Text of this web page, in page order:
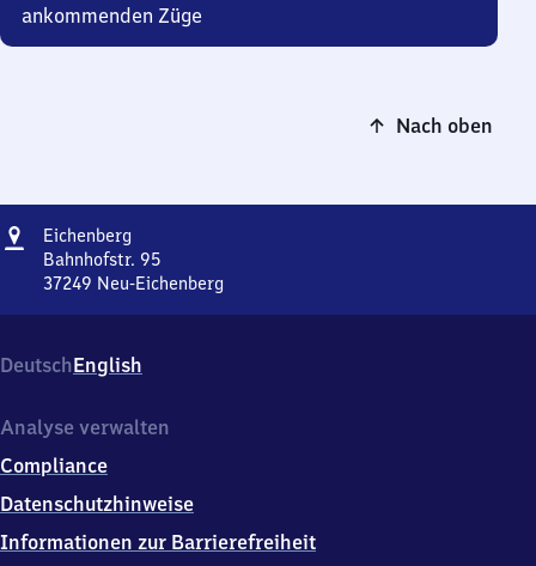
ankommenden Züge
Nach oben
Adresse
Eichenberg
Bahnhofstr. 95
37249 Neu-Eichenberg
95,
3
2
9
Neu-
DeutschEnglish
Analyse verwalten
Compliance
Datenschutzhinweise
Informationen zur Barrierefreiheit